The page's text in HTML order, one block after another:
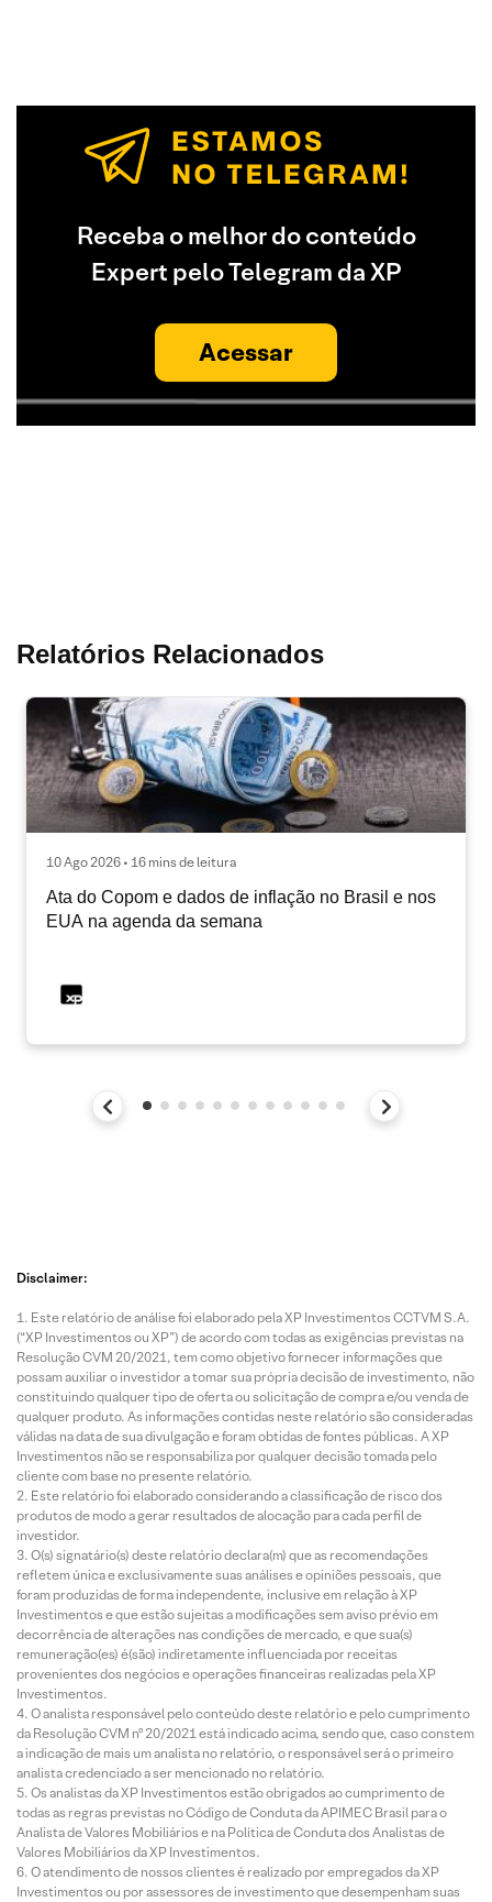
Receba o melhor do conteúdo
Expert pelo Telegram da XP
Acessar
Relatórios Relacionados
10 Ago 2026 • 16 mins de leitura
Ata do Copom e dados de inflação no Brasil e nos
EUA na agenda da semana
Disclaimer:
Este relatório de análise foi elaborado pela XP Investimentos CCTVM S.A.
(“XP Investimentos ou XP”) de acordo com todas as exigências previstas na
Resolução CVM 20/2021, tem como objetivo fornecer informações que
possam auxiliar o investidor a tomar sua própria decisão de investimento, não
constituindo qualquer tipo de oferta ou solicitação de compra e/ou venda de
qualquer produto. As informações contidas neste relatório são consideradas
válidas na data de sua divulgação e foram obtidas de fontes públicas. A XP
Investimentos não se responsabiliza por qualquer decisão tomada pelo
cliente com base no presente relatório.
Este relatório foi elaborado considerando a classificação de risco dos
produtos de modo a gerar resultados de alocação para cada perfil de
investidor.
O(s) signatário(s) deste relatório declara(m) que as recomendações
refletem única e exclusivamente suas análises e opiniões pessoais, que
foram produzidas de forma independente, inclusive em relação à XP
Investimentos e que estão sujeitas a modificações sem aviso prévio em
decorrência de alterações nas condições de mercado, e que sua(s)
remuneração(es) é(são) indiretamente influenciada por receitas
provenientes dos negócios e operações financeiras realizadas pela XP
Investimentos.
O analista responsável pelo conteúdo deste relatório e pelo cumprimento
da Resolução CVM nº 20/2021 está indicado acima, sendo que, caso constem
a indicação de mais um analista no relatório, o responsável será o primeiro
analista credenciado a ser mencionado no relatório.
Os analistas da XP Investimentos estão obrigados ao cumprimento de
todas as regras previstas no Código de Conduta da APIMEC Brasil para o
Analista de Valores Mobiliários e na Política de Conduta dos Analistas de
Valores Mobiliários da XP Investimentos.
O atendimento de nossos clientes é realizado por empregados da XP
Investimentos ou por assessores de investimento que desempenham suas